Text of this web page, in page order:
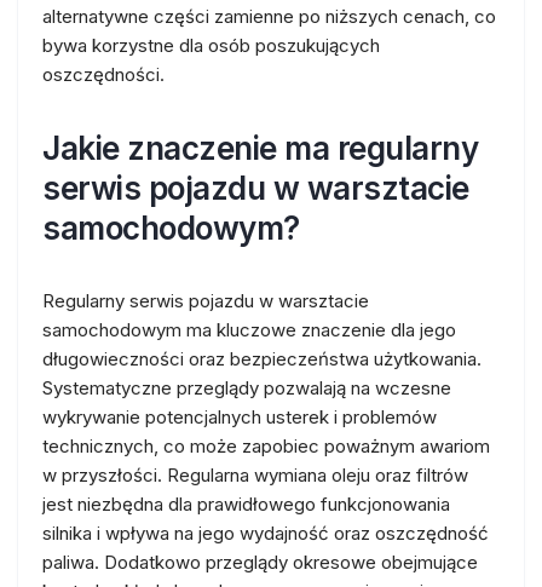
alternatywne części zamienne po niższych cenach, co
bywa korzystne dla osób poszukujących
oszczędności.
Jakie znaczenie ma regularny
serwis pojazdu w warsztacie
samochodowym?
Regularny serwis pojazdu w warsztacie
samochodowym ma kluczowe znaczenie dla jego
długowieczności oraz bezpieczeństwa użytkowania.
Systematyczne przeglądy pozwalają na wczesne
wykrywanie potencjalnych usterek i problemów
technicznych, co może zapobiec poważnym awariom
w przyszłości. Regularna wymiana oleju oraz filtrów
jest niezbędna dla prawidłowego funkcjonowania
silnika i wpływa na jego wydajność oraz oszczędność
paliwa. Dodatkowo przeglądy okresowe obejmujące